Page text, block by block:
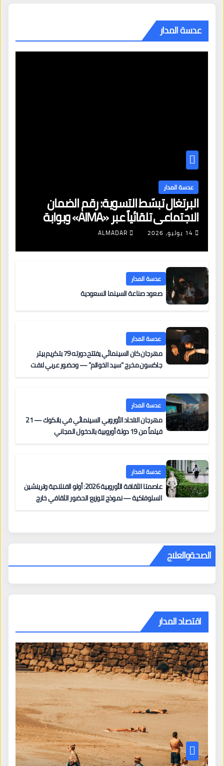
عدسة المدار
عدسة المدار
البرتغال تبسّط التسوية: رقم الضمان
الاجتماعي تلقائياً عبر «AIMA» وبوابة
جديدة لتجديد الإقامات
14 يوليو، 2026 ALMADAR
عدسة المدار
صعود صناعة السينما السعودية
عدسة المدار
مهرجان كان السينمائي يفتتح دورته 79 بتكريم بيتر
جاكسون مخرج “سيد الخواتم” — وحضور عربي لافت
عدسة المدار
مهرجان الاتحاد الأوروبي السينمائي في بانكوك — 21
فيلماً من 19 دولة أوروبية بالدخول المجاني
عدسة المدار
عاصمتا الثقافة الأوروبية 2026: أولو الفنلندية وترينشين
السلوفاكية — نموذج لتوزيع الحضور الثقافي خارج
الصحةوالعلاج
اقتصاد المدار